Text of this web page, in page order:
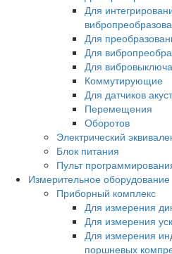
Для
Для
Для
Для
Коммутирующие
Для датчиков
Перемещения
Оборотов
Электрический
Блок питания
Пульт
Измерительное оборудование
Приборный комплекс
Для измерения
Для измерения
Для измерения
поршневых